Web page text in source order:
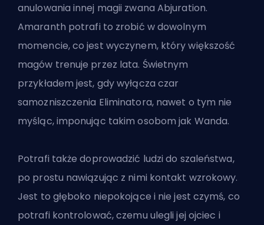
anulowania innej magii zwana Abjuration.
Amaranth potrafi to zrobić w dowolnym
momencie, co jest wyczynem, który większość
magów trenuje przez lata. Świetnym
przykładem jest, gdy wyłącza czar
samozniszczenia Eliminatora, nawet o tym nie
myśląc, imponując takim osobom jak Wanda.
Potrafi także doprowadzić ludzi do szaleństwa,
po prostu nawiązując z nimi kontakt wzrokowy.
Jest to głęboko niepokojące i nie jest czymś, co
potrafi kontrolować, czemu ulegli jej ojciec i